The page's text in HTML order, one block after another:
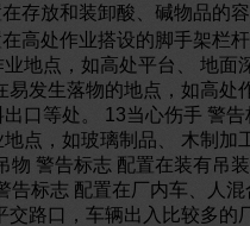
存放和装卸酸、碱物品的
高处作业搭设的脚手架栏
地点，如高处平台、 地面
易发生落物的地点，如高处
口等处。 13当心伤手 警
点，如玻璃制品、 木制加
物 警告标志 配置在装有吊
告标志 配置在厂内车、人
交路口，车辆出入比较多的